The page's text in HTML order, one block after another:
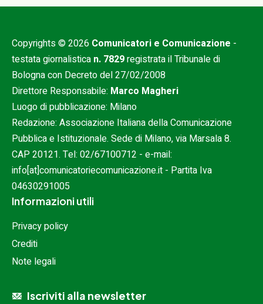
Copyrights © 2026 Comunicatori e Comunicazione -
testata giornalistica n. 7829registrata il Tribunale di
Bologna con Decreto del 27/02/2008
Direttore Responsabile: Marco Magheri
Luogo di pubblicazione: Milano
Redazione: Associazione Italiana della Comunicazione
Pubblica e Istituzionale. Sede di Milano, via Marsala 8.
CAP 20121. Tel: 02/67100712 - e-mail:
info[at]comunicatoriecomunicazione.it - Partita Iva
04630291005
Informazioni utili
Privacy policy
Crediti
Note legali
Iscriviti alla newsletter